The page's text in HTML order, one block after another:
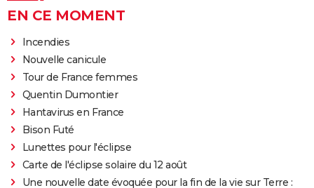
EN CE MOMENT
Incendies
Nouvelle canicule
Tour de France femmes
Quentin Dumontier
Hantavirus en France
Bison Futé
Lunettes pour l'éclipse
Carte de l'éclipse solaire du 12 août
Une nouvelle date évoquée pour la fin de la vie sur Terre :